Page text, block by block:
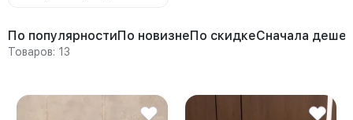
По популярностиПо новизнеПо скидкеСначала
Товаров: 13